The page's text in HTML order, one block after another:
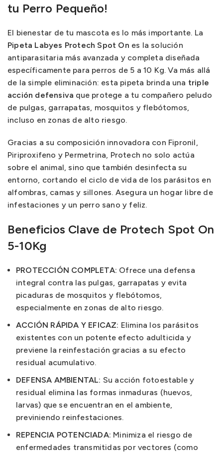
tu Perro Pequeño!
El bienestar de tu mascota es lo más importante. La
Pipeta Labyes Protech Spot On es la solución
antiparasitaria más avanzada y completa diseñada
específicamente para perros de 5 a 10 Kg. Va más allá
de la simple eliminación: esta pipeta brinda una triple
acción defensiva que protege a tu compañero peludo
de pulgas, garrapatas, mosquitos y flebótomos,
incluso en zonas de alto riesgo.
Gracias a su composición innovadora con Fipronil,
Piriproxifeno y Permetrina, Protech no solo actúa
sobre el animal, sino que también desinfecta su
entorno, cortando el ciclo de vida de los parásitos en
alfombras, camas y sillones. Asegura un hogar libre de
infestaciones y un perro sano y feliz.
Beneficios Clave de Protech Spot On
5-10Kg
PROTECCIÓN COMPLETA: Ofrece una defensa
integral contra las pulgas, garrapatas y evita
picaduras de mosquitos y flebótomos,
especialmente en zonas de alto riesgo.
ACCIÓN RÁPIDA Y EFICAZ: Elimina los parásitos
existentes con un potente efecto adulticida y
previene la reinfestación gracias a su efecto
residual acumulativo.
DEFENSA AMBIENTAL: Su acción fotoestable y
residual elimina las formas inmaduras (huevos,
larvas) que se encuentran en el ambiente,
previniendo reinfestaciones.
REPENCIA POTENCIADA: Minimiza el riesgo de
enfermedades transmitidas por vectores (como